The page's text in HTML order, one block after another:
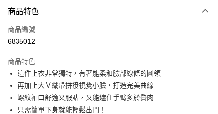
大哥付你分期
【大哥付你分期使用說明】
1.本服務由台灣大哥大提供，台灣大哥大用戶可立即使用無須另外申請。
流程，驗證手機門號後，選擇欲分期的期數、繳款截止日，確認付款後即完
成交易。
3.實際核准額度、可分期數及費用金額請依後續交易確認頁面所載為準。
4.訂單成立30分鐘內，如未前往確認交易或遇審核未通過，訂單將自動取
法說明評估內容。
【繳款方式說明】
AFTEE先享後付
【關於「AFTEE先享後付」】
AFTEE先享後付是「在收到商品之後才付款」的支付方式。 讓您購物簡單
便利好安心！
１．簡單：不需註冊會員、不需綁卡、不需儲值。
２．便利：只要手機號碼，簡訊認證，即可結帳。
３．安心：先確認商品／服務後，再付款。
ATM付款
全家取貨付款
商品特色
商品編號
6835012
商品特色
這件上衣非常獨特，有著能柔和臉部線條的圓領
再加上大Ｖ織帶拼接視覺小臉，打造完美曲線
螺紋袖口舒適又服貼，又能遮住手臂多於贅肉
只需簡單下身就能輕鬆出門！